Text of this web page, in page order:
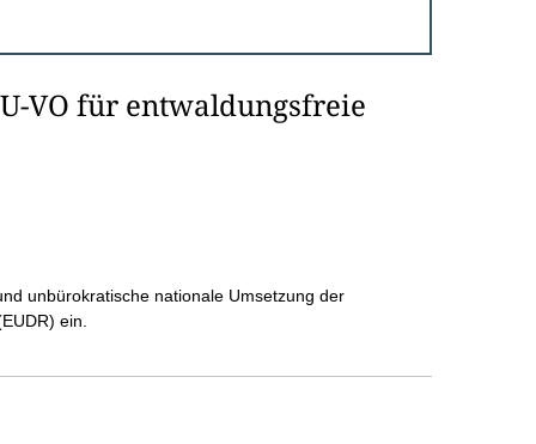
VO für entwaldungsfreie
unbürokratische nationale Umsetzung der
ein.